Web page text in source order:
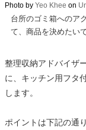
Photo by Yeo Khee on
台所のゴミ箱へのア
て、商品を決めたい
整理収納アドバイザ
に、キッチン用フタ
します。
ポイントは下記の通り